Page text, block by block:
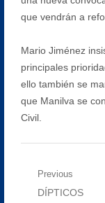
que vendrán a
Mario Jiménez
principales
ello también se
que Manilva se
Civil.
Navegación
Previous
Previous
DÍPTICOS